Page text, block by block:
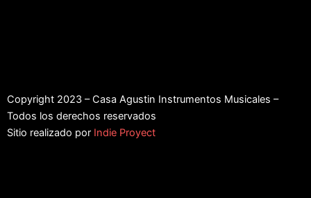
Copyright 2023 – Casa Agustin Instrumentos Musicales –
Todos los derechos reservados
Sitio realizado por Indie Proyect